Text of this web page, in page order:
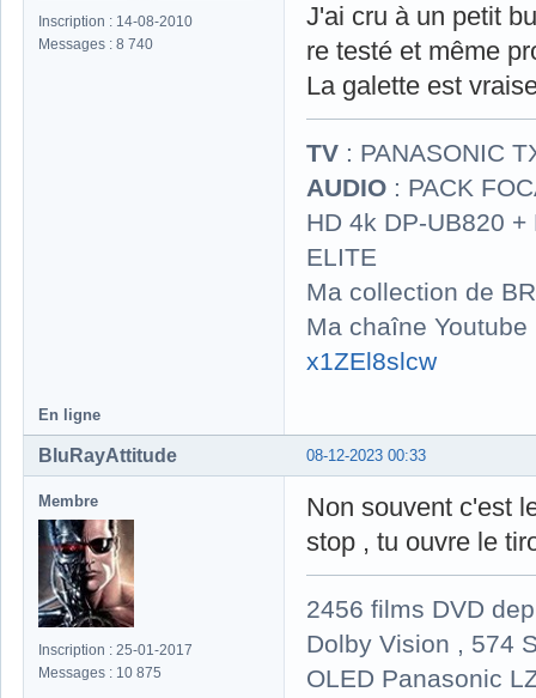
Inscription : 14-08-2010
Messages : 8 740
J'ai cru à un petit
re testé et même
La galette est
TV : PANASONIC
AUDIO : PACK
HD 4k DP-UB820
ELITE
Ma collection de
Ma chaîne
x1ZEl8slcw
En ligne
08-12-2023 00:33
BluRayAttitude
Membre
Inscription : 25-01-2017
Messages : 10 875
Non souvent c'est
stop , tu ouvre le
2456 films DVD
Dolby Vision , 574
OLED Panasonic